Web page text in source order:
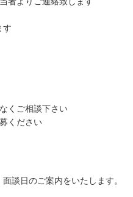
す
くご相談下さい
ください
談日のご案内をいたします。